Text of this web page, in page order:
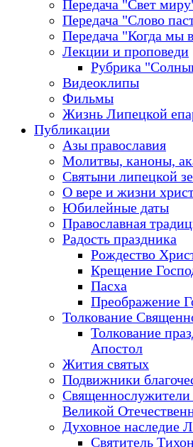
Передача "Свет
Передача "Слово
Передача "Когда мы
Лекции и проповеди
Рубрика
Видеоклипы
Фильмы
Жизнь Липецкой
Публикации
Азы православия
Молитвы, каноны,
Святыни липецкой
О вере и жизни
Юбилейные даты
Православная
Радость праздника
Рождество
Крещение
Пасха
Преображение
Толкование
Толкование
Апостол
Жития святых
Подвижники
Священнослужители
Великой
Духовное наследие
Святитель